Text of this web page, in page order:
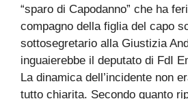
“sparo di Capodanno” che ha
compagno della figlia del capo
sottosegretario alla Giustizia
inguaierebbe il deputato di FdI
La dinamica dell’incidente non
tutto chiarita. Secondo quanto